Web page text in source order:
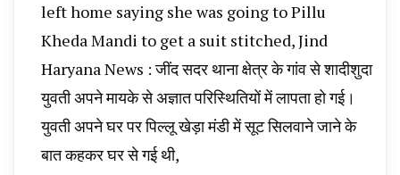
left home saying she was going to Pillu
Kheda Mandi to get a suit stitched, Jind
Haryana News : जींद सदर थाना क्षेत्र के गांव से शादीशुदा
युवती अपने मायके से अज्ञात परिस्थितियों में लापता हो गई।
युवती अपने घर पर पिल्लू खेड़ा मंडी में सूट सिलवाने जाने के
बात कहकर घर से गई थी,